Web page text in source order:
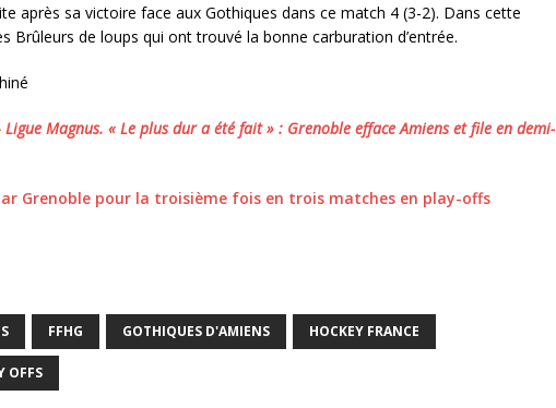
après sa victoire face aux Gothiques dans ce match 4 (3-2). Dans cette
Brûleurs de loups qui ont trouvé la bonne carburation d’entrée.
Ligue Magnus. « Le plus dur a été fait » : Grenoble efface Amiens et file en demi-
Grenoble pour la troisième fois en trois matches en play-offs
FFHG GOTHIQUES D'AMIENS HOCKEY FRANCE
OFFS